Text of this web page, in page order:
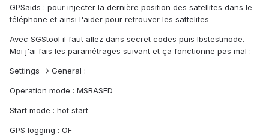
GPSaids : pour injecter la dernière position des satellites dans le
téléphone et ainsi l'aider pour retrouver les sattelites
Avec SGStool il faut allez dans secret codes puis lbstestmode.
Moi j'ai fais les paramétrages suivant et ça fonctionne pas mal :
Settings -> General :
Operation mode : MSBASED
Start mode : hot start
GPS logging : OF